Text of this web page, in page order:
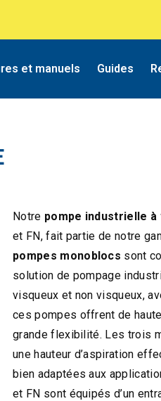
et manuels Guides
Notre pompe industrielle
et FN, fait partie de notre
pompes monoblocs sont
solution de pompage
visqueux et non visqueux,
ces pompes offrent de
grande flexibilité. Les trois
une hauteur d’aspiration
bien adaptées aux
et FN sont équipés d’un